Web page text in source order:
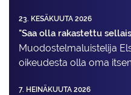
23. KESÄKUUTA 2026
"Saa olla rakastettu
Muodostelma­luistelija
oikeudesta olla oma
7. HEINÄKUUTA 2026